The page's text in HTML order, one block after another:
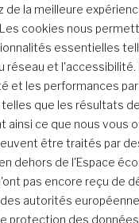
de la meilleure
cookies nous
essentielles
réseau et l'accessibilité.
et les performances
que les résultats
ainsi ce que nous vous
être traités par
dehors de l'Espace
pas encore reçu de
des autorités
protection des
Similar Posts
La rencontre de
: un parcours
transformateur